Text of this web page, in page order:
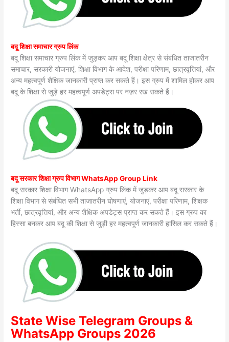
बदू शिक्षा समाचार ग्रुप लिंक
बदू शिक्षा समाचार ग्रुप लिंक में जुड़कर आप बदू शिक्षा क्षेत्र से संबंधित ताजातरीन
समाचार, सरकारी योजनाएं, शिक्षा विभाग के आदेश, परीक्षा परिणाम, छात्रवृत्तियां, और
अन्य महत्वपूर्ण शैक्षिक जानकारी प्राप्त कर सकते हैं। इस ग्रुप में शामिल होकर आप
बदू के शिक्षा से जुड़े हर महत्वपूर्ण अपडेट्स पर नज़र रख सकते हैं।
बदू सरकार शिक्षा ग्रुप विभाग WhatsApp Group Link
बदू सरकार शिक्षा विभाग WhatsApp ग्रुप लिंक में जुड़कर आप बदू सरकार के
शिक्षा विभाग से संबंधित सभी ताजातरीन घोषणाएं, योजनाएं, परीक्षा परिणाम, शिक्षक
भर्ती, छात्रवृत्तियां, और अन्य शैक्षिक अपडेट्स प्राप्त कर सकते हैं। इस ग्रुप का
हिस्सा बनकर आप बदू की शिक्षा से जुड़ी हर महत्वपूर्ण जानकारी हासिल कर सकते हैं।
State WiseTelegram Groups &
WhatsApp Groups 2026